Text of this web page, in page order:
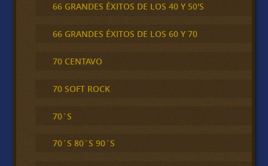
66 GRANDES ÉXITOS DE LOS 40 Y 50'S
66 GRANDES ÉXITOS DE LOS 60 Y 70
70 CENTAVO
70 SOFT ROCK
70´S
70´S 80´S 90´S